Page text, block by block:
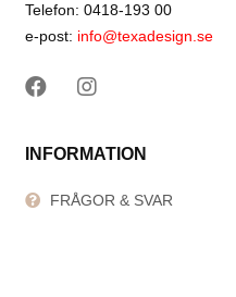
Telefon: 0418-193 00
e-post: info@texadesign.se
INFORMATION
FRÅGOR & SVAR